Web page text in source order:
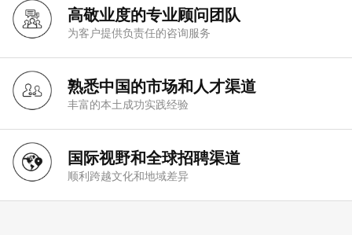
高敬业度的专业顾问团队
为客户提供负责任的咨询服务
熟悉中国的市场和人才渠道
丰富的本土成功实践经验
国际视野和全球招聘渠道
顺利跨越文化和地域差异